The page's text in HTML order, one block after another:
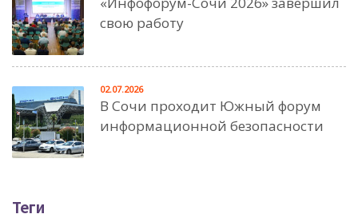
свою работу
В Сочи проходит Южный форум
информационной безопасности
02.07.2026
Теги